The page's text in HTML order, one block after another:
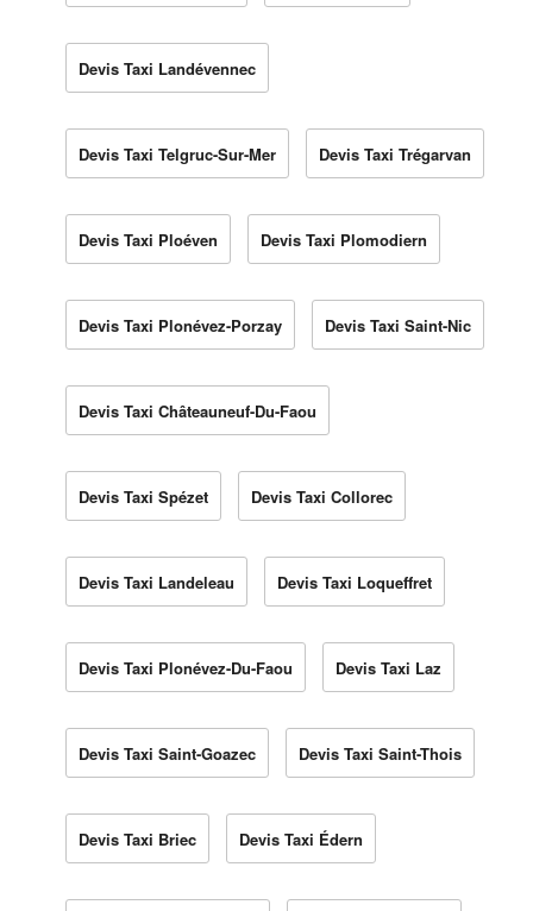
Devis Taxi Landévennec
Devis Taxi Telgruc-Sur-Mer Devis Taxi Trégarvan
Devis Taxi Ploéven Devis Taxi Plomodiern
Devis Taxi Plonévez-Porzay Devis Taxi Saint-Nic
Devis Taxi Châteauneuf-Du-Faou
Devis Taxi Spézet Devis Taxi Collorec
Devis Taxi Landeleau Devis Taxi Loqueffret
Devis Taxi Plonévez-Du-Faou Devis Taxi Laz
Devis Taxi Saint-Goazec Devis Taxi Saint-Thois
Devis Taxi Briec Devis Taxi Édern